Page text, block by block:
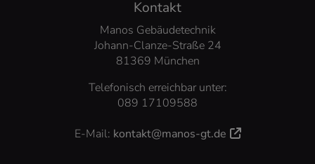
FOOTER - KONTAKTDATEN UND
Kontakt
Manos Gebäudetechnik
Johann-Clanze-Straße 24
81369 München
Telefonisch erreichbar unter:
089 17109588
E-Mail: kontakt@manos-gt.de